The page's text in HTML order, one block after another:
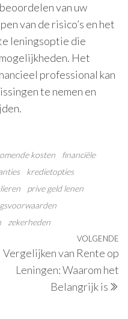
van uw
van de risico’s en het
leningsoptie die
Het
professional kan
te nemen en
kosten
financiële
kredietopties
prive geld lenen
zekerheden
VOLGENDE
Vergelijken van Rente op
Leningen: Waarom het
Belangrijk is